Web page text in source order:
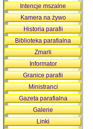
Intencje mszalne
Kamera na żywo
Historia parafii
Biblioteka parafialna
Zmarli
Informator
Granice parafii
Ministranci
Gazeta parafialna
Galerie
Linki